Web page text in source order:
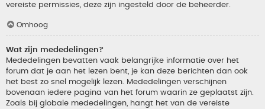
vereiste permissies, deze zijn ingesteld door de beheerder.
Omhoog
Wat zijn mededelingen?
Mededelingen bevatten vaak belangrijke informatie over het
forum dat je aan het lezen bent, je kan deze berichten dan ook
het best zo snel mogelijk lezen. Mededelingen verschijnen
bovenaan iedere pagina van het forum waarin ze geplaatst zijn.
Zoals bij globale mededelingen, hangt het van de vereiste